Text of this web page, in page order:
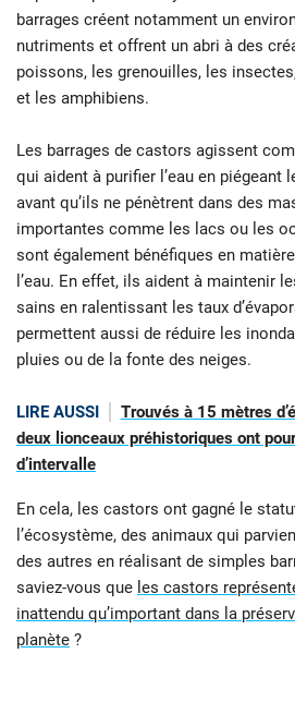
barrages créent notamment un
nutriments et offrent un abri à des
poissons, les grenouilles, les
et les amphibiens.
Les barrages de castors agissent
qui aident à purifier l’eau en piégeant
avant qu’ils ne pénètrent dans des
importantes comme les lacs ou les
sont également bénéfiques en
l’eau. En effet, ils aident à maintenir
sains en ralentissant les taux
permettent aussi de réduire les
pluies ou de la fonte des neiges.
LIRE AUSSI
Trouvés à 15 mètres
deux lionceaux préhistoriques ont
d’intervalle
En cela, les castors ont gagné le
l’écosystème, des animaux qui
des autres en réalisant de simples
saviez-vous que les castors
inattendu qu’important dans la
planète ?